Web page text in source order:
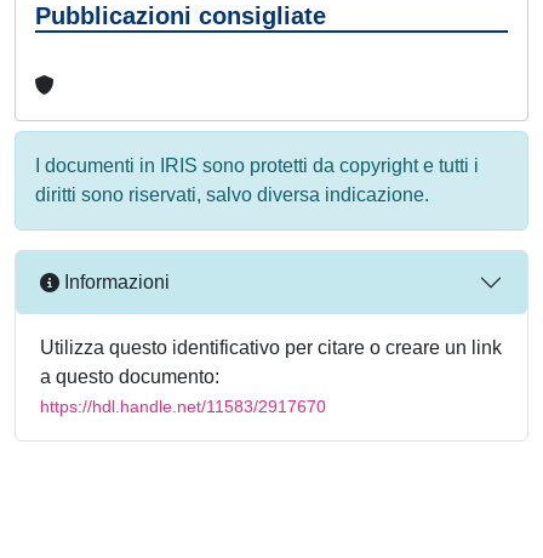
Pubblicazioni consigliate
I documenti in IRIS sono protetti da copyright e tutti i
diritti sono riservati, salvo diversa indicazione.
Informazioni
Utilizza questo identificativo per citare o creare un link
a questo documento:
https://hdl.handle.net/11583/2917670